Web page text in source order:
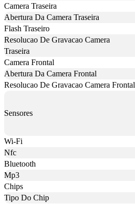
Camera Traseira
Abertura Da Camera Traseira
Flash Traseiro
Resolucao De Gravacao Camera
Traseira
Camera Frontal
Abertura Da Camera Frontal
Resolucao De Gravacao Camera Frontal
Sensores
Wi-Fi
Nfc
Bluetooth
Mp3
Chips
Tipo Do Chip